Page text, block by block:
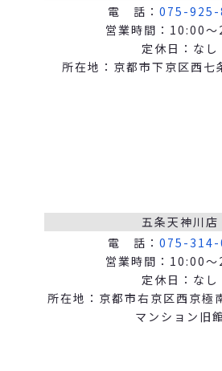
電 話： 075-925-
営業時間：10:00
定休日：なし
所在地：京都市下京区西
五条天神川店
電 話： 075-314-
営業時間：10:00
定休日：なし
所在地：京都市右京区西京極
マンション旧